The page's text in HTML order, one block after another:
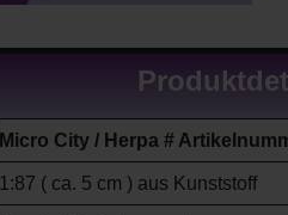
Micro City / Herpa #
1:87 ( ca. 5 cm ) aus Kunststoff